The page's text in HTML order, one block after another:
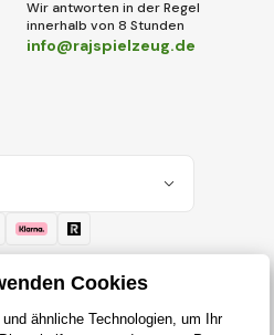
Wir antworten in der Regel
innerhalb von 8 Stunden
info@rajspielzeug.de